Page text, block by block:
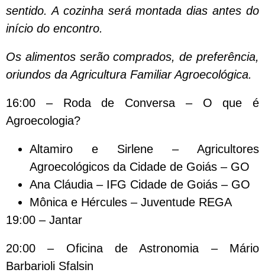
sentido. A cozinha será montada dias antes do
início do encontro.
Os alimentos serão comprados, de preferência,
oriundos da Agricultura Familiar Agroecológica.
16:00 – Roda de Conversa – O que é
Agroecologia?
Altamiro e Sirlene – Agricultores
Agroecológicos da Cidade de Goiás – GO
Ana Cláudia – IFG Cidade de Goiás – GO
Mônica e Hércules – Juventude REGA
19:00 – Jantar
20:00 – Oficina de Astronomia – Mário
Barbarioli Sfalsin